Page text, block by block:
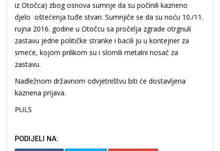
iz Otočca) zbog osnova sumnje da su počinili kazneno
djelo oštećenja tuđe stvari. Sumnjiče se da su noću 10./11.
rujna 2016. godine u Otočcu sa pročelja zgrade otrgnuli
zastavu jedne političke stranke i bacili ju u kontejner za
smeće, kojom prilikom su i slomili metalni nosač za
zastavu.
Nadležnom državnom odvjetništvu biti će dostavljena
kaznena prijava.
PULS
PODIJELI NA: